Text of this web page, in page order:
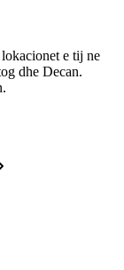
e tij ne
dhe Decan.